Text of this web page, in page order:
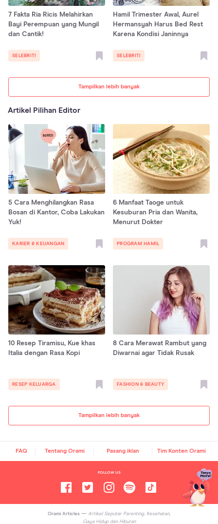
Tampilkan lebih banyak
7 Fakta Ria Ricis Melahirkan
Bayi Perempuan yang Mungil
dan Cantik!
SELEBRITI
Hamil Trimester Awal, Aurel
Hermansyah Harus Bed Rest
Karena Kondisi Janinnya
SELEBRITI
Artikel Pilihan Editor
Tampilkan lebih banyak
5 Cara Menghilangkan Rasa
Bosan di Kantor, Coba Lakukan
Yuk!
KARIER & KEUANGAN
6 Manfaat Taoge untuk
Kesuburan Pria dan Wanita,
Menurut Dokter
PROGRAM HAMIL
10 Resep Tiramisu, Kue khas
Italia dengan Rasa Kopi
RESEP KELUARGA
8 Cara Merawat Rambut yang
Diwarnai agar Tidak Rusak
FASHION & BEAUTY
FAQ Tentang Orami Pasang iklan Tim Konten Orami
FOLLOW US
Orami Articles — Artikel Seputar Parenting, Kesehatan,
Gaya Hidup dan Hiburan